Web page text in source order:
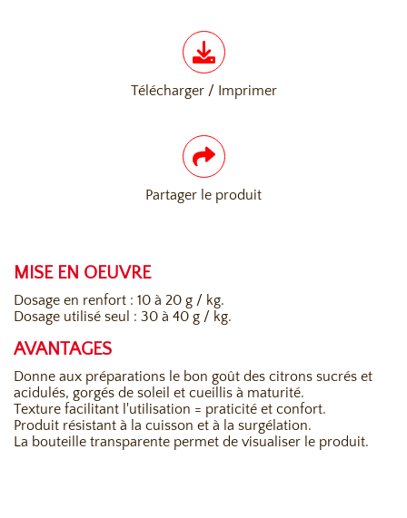
Télécharger / Imprimer
Partager le produit
MISE EN OEUVRE
Dosage en renfort : 10 à 20 g / kg.
Dosage utilisé seul : 30 à 40 g / kg.
AVANTAGES
Donne aux préparations le bon goût des citrons sucrés et
acidulés, gorgés de soleil et cueillis à maturité.
Texture facilitant l'utilisation = praticité et confort.
Produit résistant à la cuisson et à la surgélation.
La bouteille transparente permet de visualiser le produit.